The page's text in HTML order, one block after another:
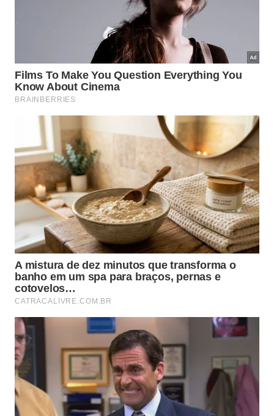
16h – As Três Eras (The Three Ages, EUA, 1923,
63 min.
Buster Keaton).
Sinopse: Em seu primeiro filme independente,
Keaton mostra que o relacionamento entre homens
e mulheres não mudou muito desde a Idade da
Pedra.
18h – O Garoto (The Kid, EUA, 1921, 68 min. Com
Charles Chaplin).
Sinopse: Carlitos encontra um bebê abandonado
pela mãe. Com o passar dos anos, eles se tornam
uma dupla perfeita ao planejarem várias formas de
conseguir dinheiro para seu sustento.